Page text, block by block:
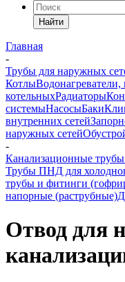
Найти
Главная
-
Трубы для наружных
КотлыВодонагреватели,
котельныхРадиаторы
системыНасосыБаки
внутренних сетей
наружных сетей
-
Канализационные
Трубы ПНД для
трубы и фитинги
напорные (раструбные)
Отвод для